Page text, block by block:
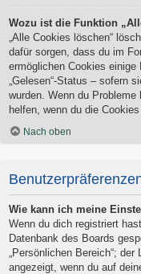
Wozu ist die Funktion
„Alle Cookies löschen“
dafür sorgen, dass du im
ermöglichen Cookies
„Gelesen“-Status – sofern
wurden. Wenn du
helfen, wenn du die
Nach oben
Wie kann ich meine
Wenn du dich registriert
Datenbank des Boards
„Persönlichen Bereich“;
angezeigt, wenn du auf